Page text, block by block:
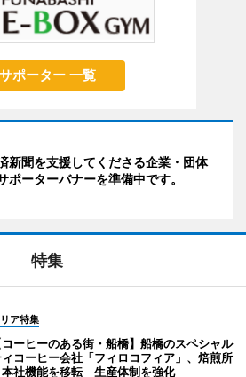
サポーター 一覧
新聞を支援してくださる企業・団体
ポーターバナーを準備中です。
特集
ア特集
コーヒーのある街・船橋】船橋のスペシャル
コーヒー会社「フィロコフィア」、焙煎所
本社機能を移転 生産体制を強化